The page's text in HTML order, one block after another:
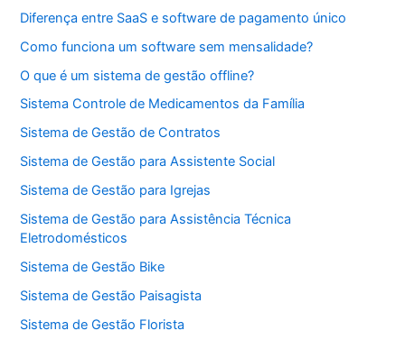
Diferença entre SaaS e software de pagamento único
Como funciona um software sem mensalidade?
O que é um sistema de gestão offline?
Sistema Controle de Medicamentos da Família
Sistema de Gestão de Contratos
Sistema de Gestão para Assistente Social
Sistema de Gestão para Igrejas
Sistema de Gestão para Assistência Técnica
Eletrodomésticos
Sistema de Gestão Bike
Sistema de Gestão Paisagista
Sistema de Gestão Florista